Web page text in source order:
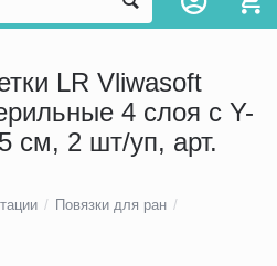
LR Vliwasoft
4 слоя с Y-
см, 2 шт/уп, арт.
/ Повязки для ран /